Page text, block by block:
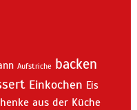
Aufstriche backen
Einkochen Eis
aus der Küche